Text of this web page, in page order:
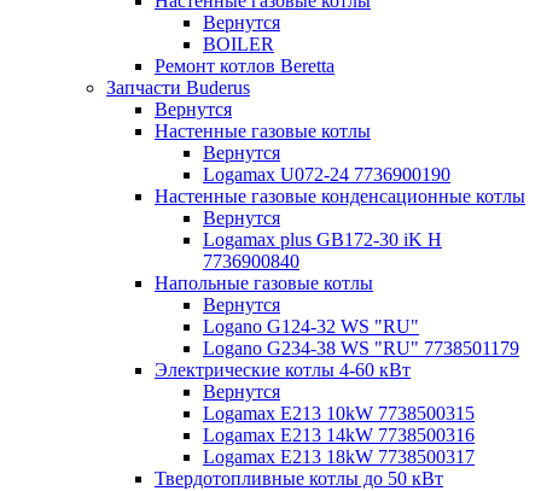
Вернутся
BOILER
Ремонт котлов Beretta
Запчасти Buderus
Вернутся
Настенные газовые котлы
Вернутся
Logamax U072-24 7736900190
Настенные газовые конденсационные котлы
Вернутся
Logamax plus GB172-30 iK H
7736900840
Напольные газовые котлы
Вернутся
Logano G124-32 WS "RU"
Logano G234-38 WS "RU" 7738501179
Электрические котлы 4-60 кВт
Вернутся
Logamax E213 10kW 7738500315
Logamax E213 14kW 7738500316
Logamax E213 18kW 7738500317
Твердотопливные котлы до 50 кВт